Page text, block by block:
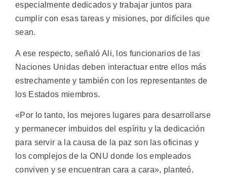
especialmente dedicados y trabajar juntos para
cumplir con esas tareas y misiones, por difíciles que
sean.
A ese respecto, señaló Ali, los funcionarios de las
Naciones Unidas deben interactuar entre ellos más
estrechamente y también con los representantes de
los Estados miembros.
«Por lo tanto, los mejores lugares para desarrollarse
y permanecer imbuidos del espíritu y la dedicación
para servir a la causa de la paz son las oficinas y
los complejos de la ONU donde los empleados
conviven y se encuentran cara a cara», planteó.